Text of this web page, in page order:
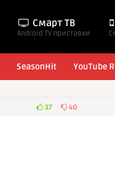
Смарт ТВ
Android TV приставки
SeasonHit YouTube
37 40